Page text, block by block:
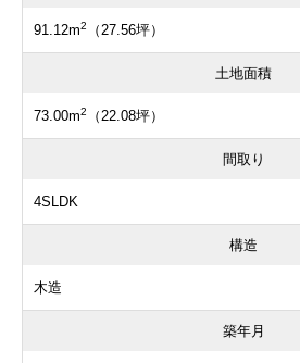
91.12m2 （27.56坪）
土地面積
73.00m2 （22.08坪）
間取り
4SLDK
構造
木造
築年月